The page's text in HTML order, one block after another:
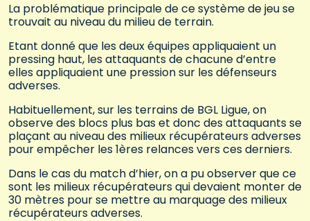
La problématique principale de ce système de jeu se
trouvait au niveau du milieu de terrain.
Etant donné que les deux équipes appliquaient un
pressing haut, les attaquants de chacune d’entre
elles appliquaient une pression sur les défenseurs
adverses.
Habituellement, sur les terrains de BGL Ligue, on
observe des blocs plus bas et donc des attaquants se
plaçant au niveau des milieux récupérateurs adverses
pour empêcher les 1ères relances vers ces derniers.
Dans le cas du match d’hier, on a pu observer que ce
sont les milieux récupérateurs qui devaient monter de
30 mètres pour se mettre au marquage des milieux
récupérateurs adverses.